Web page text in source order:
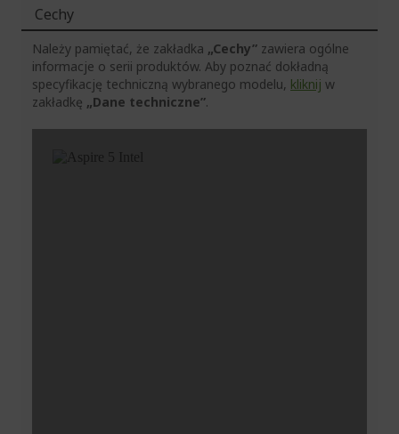
Cechy
Należy pamiętać, że zakładka „Cechy” zawiera ogólne
informacje o serii produktów. Aby poznać dokładną
specyfikację techniczną wybranego modelu, kliknij w
zakładkę „Dane techniczne”.